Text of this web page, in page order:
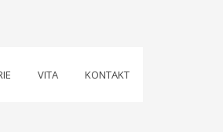
VITA KONTAKT